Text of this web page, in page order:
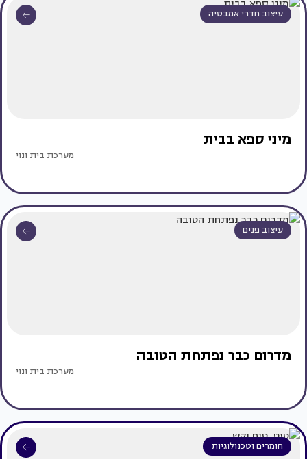
עיצוב חדרי אמבטיה
מיני ספא בבית
מערכת בית ונוי
עיצוב פנים
מדרום כבר נפתחת הטובה
מערכת בית ונוי
חומרים וטכנולוגיות